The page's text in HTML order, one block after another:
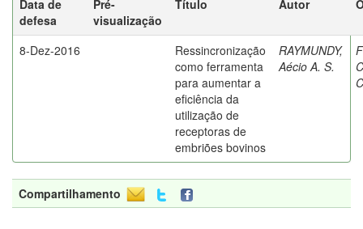
Data de
defesa
Pré-
visualização
Título Autor
8-Dez-2016
Ressincronização
como ferramenta
para aumentar a
eficiência da
utilização de
receptoras de
embriões bovinos
RAYMUNDY,
Aécio A. S.
Compartilhamento